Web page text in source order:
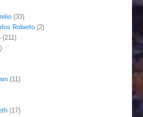
(33)
Roberto(2)
(211)
(11)
(17)